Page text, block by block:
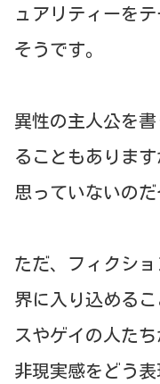
ュアリティーを
そうです。
異性の主人公を
ることもありま
思っていないのだ
ただ、フィクシ
界に入り込める
スやゲイの人た
非現実感をどう